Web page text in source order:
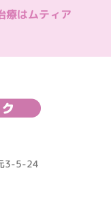
療はムティア
3-5-24